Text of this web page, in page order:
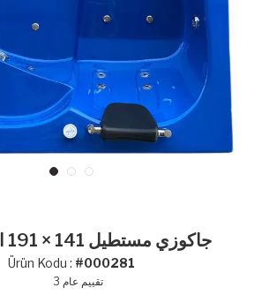
جاكوزي مستطيل 141 × 191 ارتفاع 60
Ürün Kodu : #000281
3 تقييم عام